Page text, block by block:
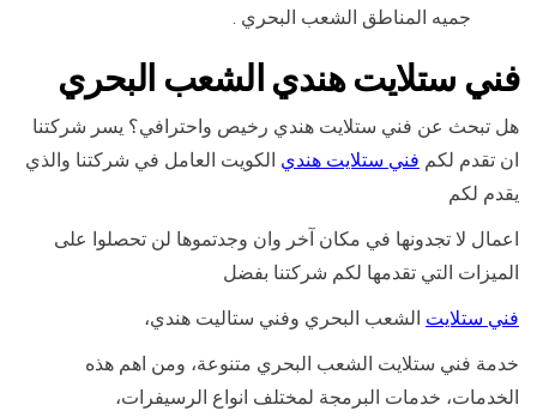
جميه المناطق الشعب البحري .
فني ستلايت هندي الشعب البحري
هل تبحث عن فني ستلايت هندي رخيص واحترافي؟ يسر شركتنا
ان تقدم لكم فني ستلايت هندي الكويت العامل في شركتنا والذي
يقدم لكم
اعمال لا تجدونها في مكان آخر وان وجدتموها لن تحصلوا على
الميزات التي تقدمها لكم شركتنا بفضل
فني ستلايت الشعب البحري وفني ستاليت هندي،
خدمة فني ستلايت الشعب البحري متنوعة، ومن اهم هذه
الخدمات، خدمات البرمجة لمختلف انواع الرسيفرات،